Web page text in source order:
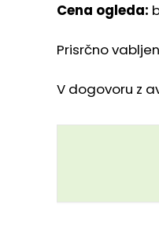
Cena ogleda:
Prisrčno
V dogovoru z